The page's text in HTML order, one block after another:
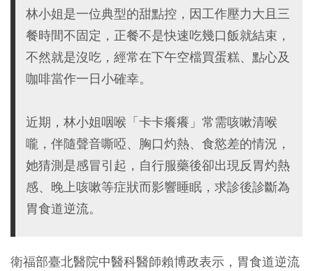
林小姐是一位典型的甜點控，因工作壓力大且三
餐時間不固定，正餐不是快速吃幾口飯就結束，
不然就是沒吃，經常在下午空檔買蛋糕、點心及
咖啡當作一日小確幸。
近期，林小姐咽喉「卡卡癢癢」常需咳嗽清喉
嚨，伴隨聲音嘶啞、胸口灼熱、食慾差的情況，
她猜測是感冒引起，自行服藥後卻出現反胃灼熱
感、晚上咳嗽等症狀而影響睡眠，求診後診斷為
胃食道逆流。
衛福部臺北醫院中醫科醫師賴博政表示，胃食道逆流